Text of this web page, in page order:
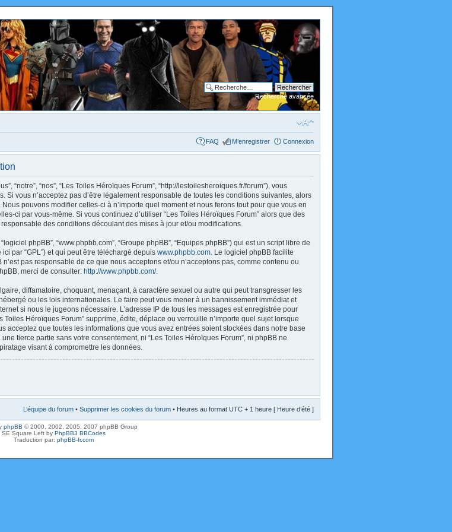
Recherche avancée
FAQ M’enregistrer Connexion
“notre”, “nos”, “Les Toiles Héroïques Forum”, “http://lestoilesheroiques.fr/forum”), vous
vous n’acceptez pas d’être légalement responsable de toutes les conditions suivantes, alors
pouvons modifier celles-ci à n’importe quel moment et nous ferons tout pour que vous en
ci par vous-même. Si vous continuez d’utiliser “Les Toiles Héroïques Forum” alors que des
des conditions découlant des mises à jour et/ou modifications.
phpBB”, “www.phpbb.com”, “Groupe phpBB”, “Equipes phpBB”) qui est un script libre de
ici par “GPL”) et qui peut être téléchargé depuis www.phpbb.com. Le logiciel phpBB facilite
pas responsable de ce que nous acceptons et/ou n’acceptons pas, comme contenu ou
merci de consulter: http://www.phpbb.com/.
diffamatoire, choquant, menaçant, à caractère sexuel ou autre qui peut transgresser les
ou les lois internationales. Le faire peut vous mener à un bannissement immédiat et
si nous le jugeons nécessaire. L’adresse IP de tous les messages est enregistrée pour
Héroïques Forum” supprime, édite, déplace ou verrouille n’importe quel sujet lorsque
acceptez que toutes les informations que vous avez entrées soient stockées dans notre base
tierce partie sans votre consentement, ni “Les Toiles Héroïques Forum”, ni phpBB ne
visant à compromettre les données.
L’équipe du forum • Supprimer les cookies du forum • Heures au format UTC + 1 heure [ Heure d’été ]
phpBB © 2000, 2002, 2005, 2007 phpBB Group
SE Square Left by PhpBB3 BBCodes
Traduction par: phpBB-fr.com